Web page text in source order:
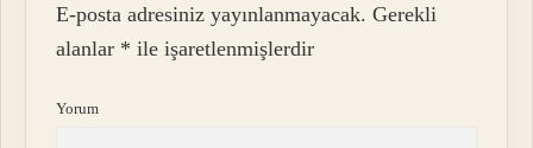
E-posta adresiniz yayınlanmayacak. Gerekli
alanlar * ile işaretlenmişlerdir
Yorum